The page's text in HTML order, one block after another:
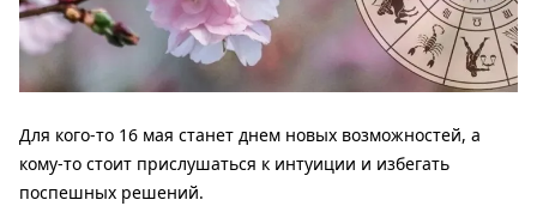
Для кого-то 16 мая станет днем ​​новых возможностей, а
кому-то стоит прислушаться к интуиции и избегать
поспешных решений.